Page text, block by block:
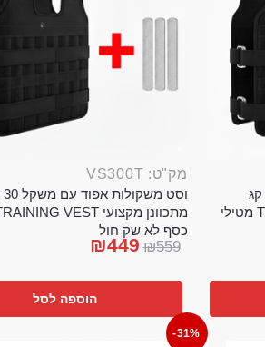
וסט משקולות אפוד עם משקל 20 קג
מתכוונן מקצועי TRAINING VEST מטילי
מק"ט: VS300T
כסף לא שק חול
₪559
₪449
הוספה לסל
-31%